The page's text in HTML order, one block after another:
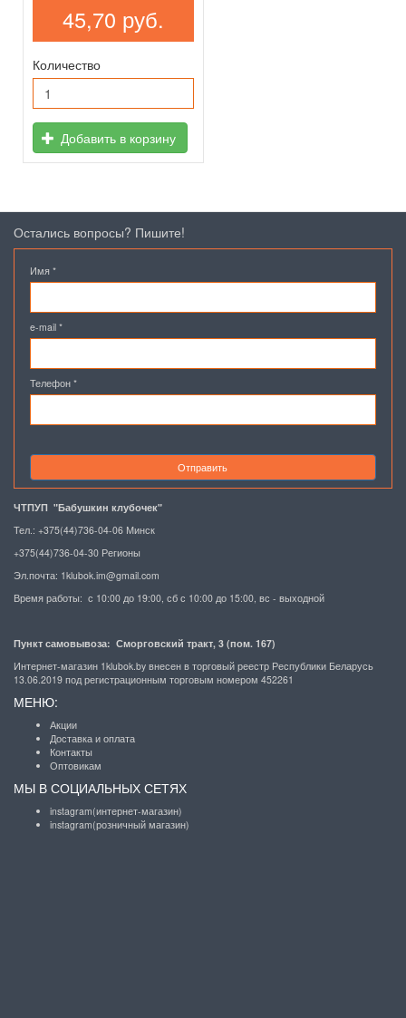
45,70 руб.
Количество
Добавить в корзину
Остались вопросы? Пишите!
Имя *
e-mail *
Телефон *
Отправить
ЧТПУП "Бабушкин клубочек"
Тел.: +375(44)736-04-06 Минск
+375(44)736-04-30 Регионы
Эл.почта: 1klubok.im@gmail.com
Время работы: с 10:00 до 19:00, сб с 10:00 до 15:00, вс - выходной
Пункт самовывоза: Сморговский тракт, 3 (пом. 167)
Интернет-магазин 1klubok.by внесен в торговый реестр Республики Беларусь
13.06.2019 под регистрационным торговым номером 452261
МЕНЮ:
Акции
Доставка и оплата
Контакты
Оптовикам
МЫ В СОЦИАЛЬНЫХ СЕТЯХ
instagram(интернет-магазин)
instagram(розничный магазин)